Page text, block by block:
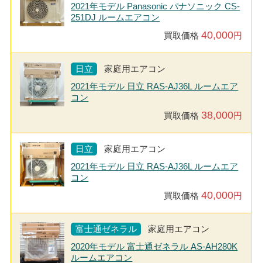
2021年モデル Panasonic パナソニック CS-
251DJ ルームエアコン
買取価格40,000円
日立
家庭用エアコン
2021年モデル 日立 RAS-AJ36L ルームエア
コン
買取価格 38,000円
日立
家庭用エアコン
2021年モデル 日立 RAS-AJ36L ルームエア
コン
買取価格40,000円
富士通ゼネラル
家庭用エアコン
2020年モデル 富士通ゼネラル AS-AH280K
ルームエアコン